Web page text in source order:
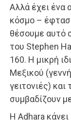
Αλλά έχει ένα
κόσμο –
θέσουμε αυτό
του Stephen
160. Η μικρή
Μεξικού
γειτονιές)
συμβαδίζουν
Η Adhara